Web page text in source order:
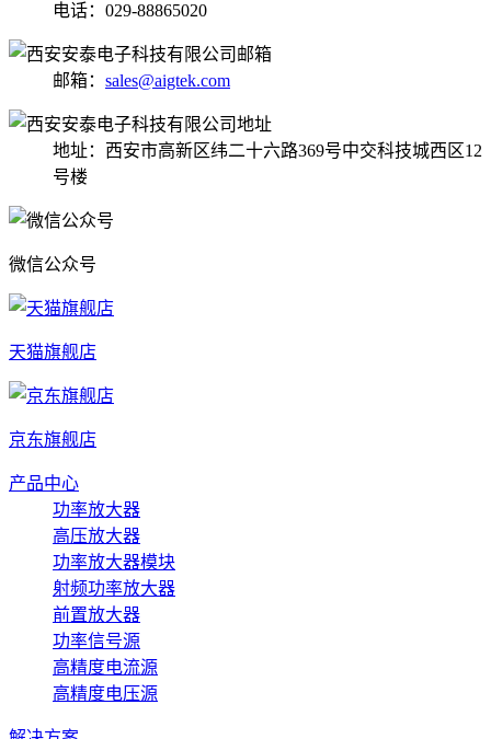
电话：029-88865020
邮箱： sales@aigtek.com
地址：西安市高新区纬二十六路369号中交科技城西区12
号楼
微信公众号
天猫旗舰店
京东旗舰店
产品中心
功率放大器
高压放大器
功率放大器模块
射频功率放大器
前置放大器
功率信号源
高精度电流源
高精度电压源